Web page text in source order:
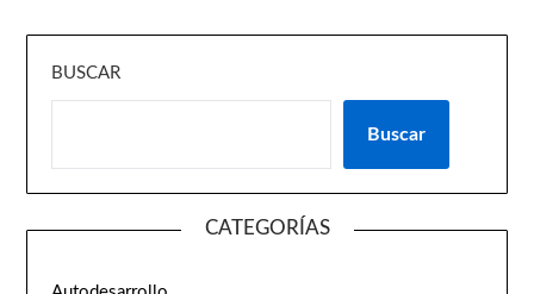
BUSCAR
Buscar
CATEGORÍAS